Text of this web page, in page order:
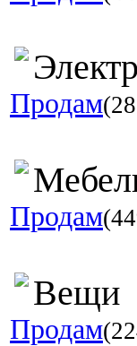
Продам
Продам
Вещи
Продам